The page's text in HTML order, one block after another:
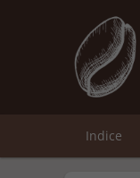
Indice